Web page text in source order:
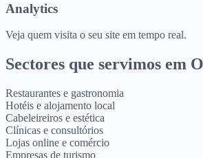
Analytics
Veja quem visita o seu site em tempo real.
Sectores que servimos em
Restaurantes e gastronomia
Hotéis e alojamento local
Cabeleireiros e estética
Clínicas e consultórios
Lojas online e comércio
Empresas de turismo